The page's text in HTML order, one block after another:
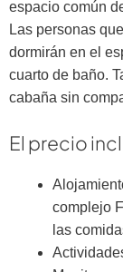
espacio común
Las personas
dormirán en el
cuarto de baño.
cabaña sin
El precio
complejo
las